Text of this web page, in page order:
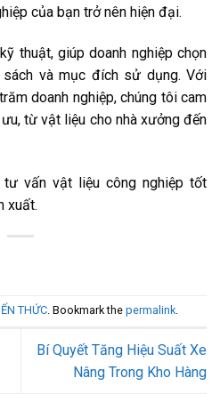
của bạn trở nên hiện đại.
thuật, giúp doanh nghiệp chọn
và mục đích sử dụng. Với
doanh nghiệp, chúng tôi cam
từ vật liệu cho nhà xưởng đến
vấn vật liệu công nghiệp tốt
xuất.
THỨC. Bookmark the permalink.
Bí Quyết Tăng Hiệu Suất Xe
Nâng Trong Kho Hàng